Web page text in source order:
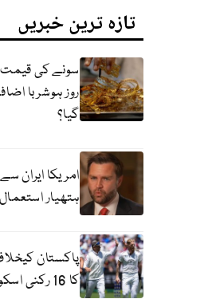
تازہ ترین خبریں
سونے کی
روز ہوشربا
گیا؟
امریکا ایران
ہتھیار
پاکستان
کا 16 رکنی اسکواڈ سامنے آ گیا